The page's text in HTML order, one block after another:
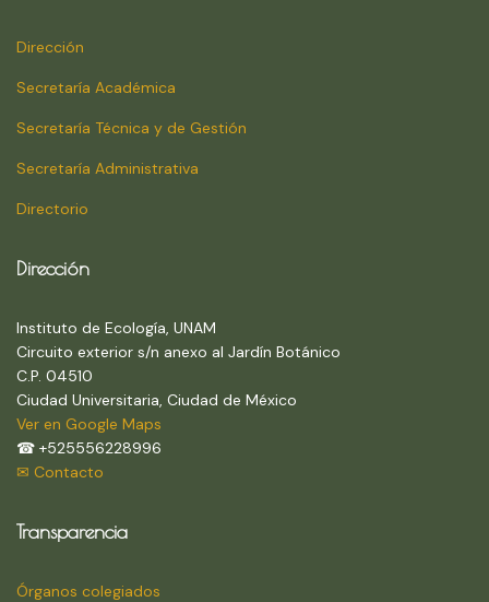
Dirección
Secretaría Académica
Secretaría Técnica y de Gestión
Secretaría Administrativa
Directorio
Dirección
Instituto de Ecología, UNAM
Circuito exterior s/n anexo al Jardín Botánico
C.P. 04510
Ciudad Universitaria, Ciudad de México
Ver en Google Maps
☎ +525556228996
✉ Contacto
Transparencia
Órganos colegiados